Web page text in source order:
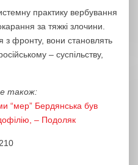
практику вербування
за тяжкі злочини.
з фронту, вони становлять
– суспільству,
також:
“мер” Бердянська був
– Подоляк